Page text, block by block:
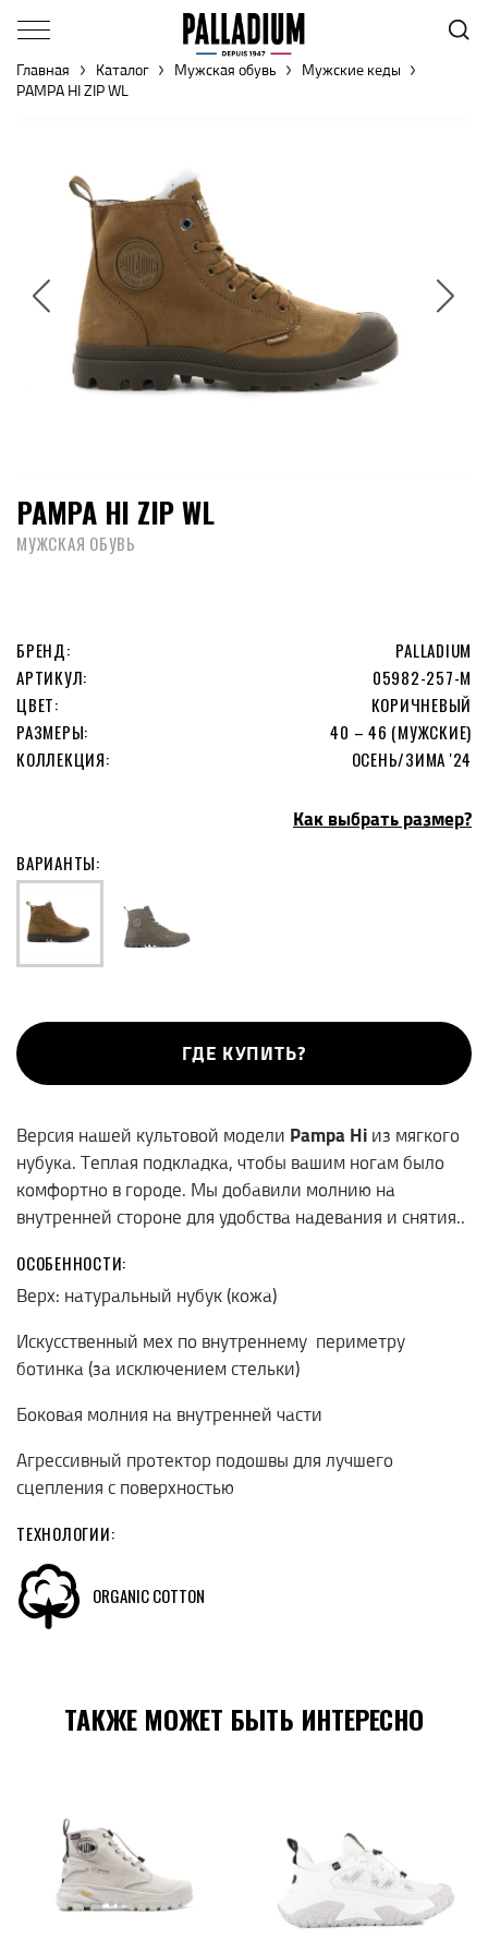
Главная Каталог Мужская обувь
Мужские кеды
PAMPA HI ZIP WL
PAMPA HI ZIP WL
МУЖСКАЯ ОБУВЬ
БРЕНД:
PALLADIUM
АРТИКУЛ:
05982-257-M
ЦВЕТ:
КОРИЧНЕВЫЙ
РАЗМЕРЫ:
40 – 46 (МУЖСКИЕ)
КОЛЛЕКЦИЯ:
ОСЕНЬ/ЗИМА '24
Как выбрать размер?
ВАРИАНТЫ:
ГДЕ КУПИТЬ?
Версия нашей культовой модели Pampa Hiиз мягкого
нубука. Теплая подкладка, чтобы вашим ногам было
комфортно в городе. Мы добавили молнию на
внутренней стороне для удобства надевания и снятия..
ОСОБЕННОСТИ:
Верх: натуральный нубук (кожа)
Искусственный мех по внутреннему периметру
ботинка (за исключением стельки)
Боковая молния на внутренней части
Агрессивный протектор подошвы для лучшего
сцепления с поверхностью
ТЕХНОЛОГИИ:
ORGANIC COTTON
ТАКЖЕ МОЖЕТ БЫТЬ ИНТЕРЕСНО